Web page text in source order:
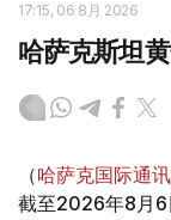
17:15, 06 8月 2026
哈萨克斯坦
（哈萨克国际通
截至2026年8月6